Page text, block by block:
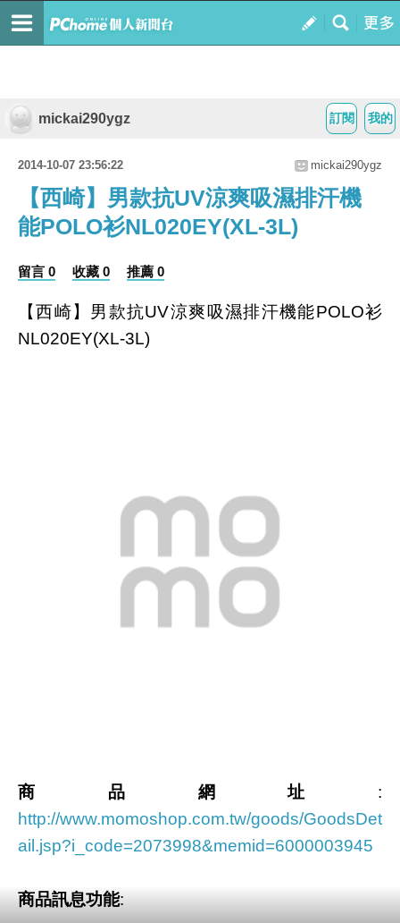
我的
訂閱
mickai290ygz
2014-10-07 23:56:22 mickai290ygz
【西崎】男款抗UV涼爽吸濕排汗機
能POLO衫NL020EY(XL-3L)
留言 0 收藏 0 推薦 0
【西崎】男款抗UV涼爽吸濕排汗機能POLO衫
NL020EY(XL-3L)
商品網址 :
http://www.momoshop.com.tw/goods/GoodsDet
ail.jsp?i_code=2073998&memid=6000003945
商品訊息功能: